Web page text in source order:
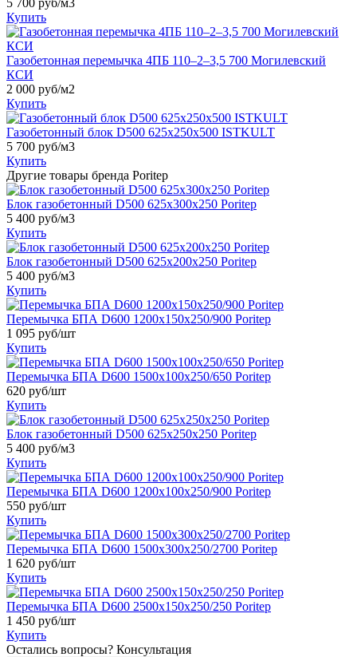
Купить
Газобетонная перемычка 4ПБ 110–2–3,5 700 Могилевский
КСИ
2 000 руб/м2
Купить
Газобетонный блок D500 625x250x500 ISTKULT
5 700 руб/м3
Купить
Другие товары бренда Poritep
Блок газобетонный D500 625х300х250 Poritep
5 400 руб/м3
Купить
Блок газобетонный D500 625х200х250 Poritep
5 400 руб/м3
Купить
Перемычка БПА D600 1200х150х250/900 Poritep
1 095 руб/шт
Купить
Перемычка БПА D600 1500х100х250/650 Poritep
620 руб/шт
Купить
Блок газобетонный D500 625х250х250 Poritep
5 400 руб/м3
Купить
Перемычка БПА D600 1200х100х250/900 Poritep
550 руб/шт
Купить
Перемычка БПА D600 1500х300х250/2700 Poritep
1 620 руб/шт
Купить
Перемычка БПА D600 2500х150х250/250 Poritep
1 450 руб/шт
Купить
Остались вопросы? Консультация